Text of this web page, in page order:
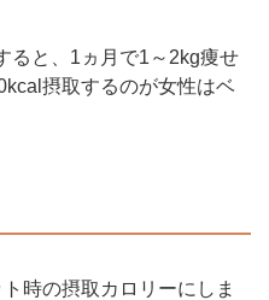
ると、1ヵ月で1～2kg痩せ
摂取するのが女性はベ
時の摂取カロリーにしま